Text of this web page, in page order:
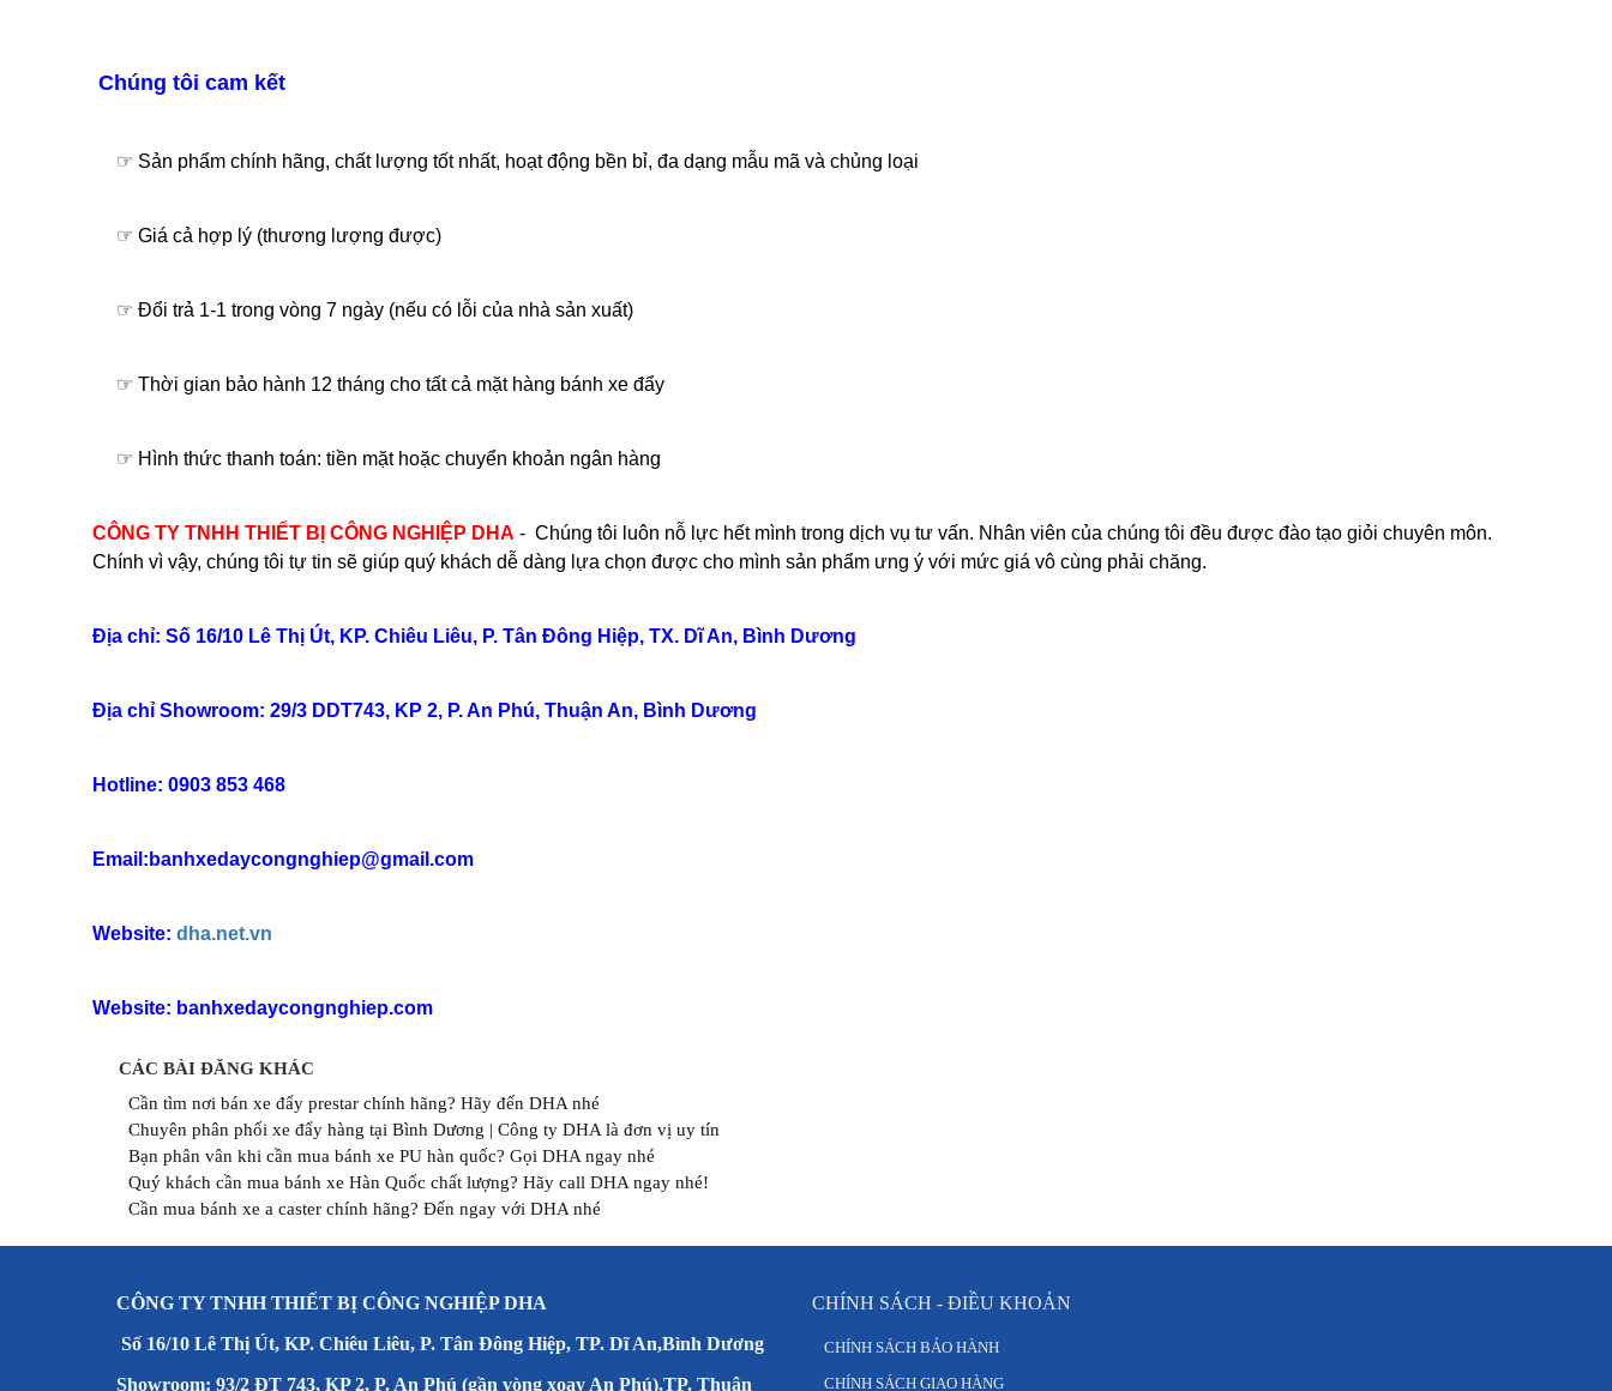
Chúng tôi cam kết
☞ Sản phẩm chính hãng, chất lượng tốt nhất, hoạt động bền bỉ, đa dạng mẫu mã và chủng loại
☞ Giá cả hợp lý (thương lượng được)
☞ Đổi trả 1-1 trong vòng 7 ngày (nếu có lỗi của nhà sản xuất)
☞ Thời gian bảo hành 12 tháng cho tất cả mặt hàng bánh xe đẩy
☞ Hình thức thanh toán: tiền mặt hoặc chuyển khoản ngân hàng
CÔNG TY TNHH THIẾT BỊ CÔNG NGHIỆP DHA - Chúng tôi luôn nỗ lực hết mình trong dịch vụ tư vấn. Nhân viên của chúng tôi đều được đào tạo giỏi chuyên môn.
Chính vì vậy, chúng tôi tự tin sẽ giúp quý khách dễ dàng lựa chọn được cho mình sản phẩm ưng ý với mức giá vô cùng phải chăng.
Địa chỉ: Số 16/10 Lê Thị Út, KP. Chiêu Liêu, P. Tân Đông Hiệp, TX. Dĩ An, Bình Dương
Địa chỉ Showroom: 29/3 DDT743, KP 2, P. An Phú, Thuận An, Bình Dương
Hotline: 0903 853 468
Email:banhxedaycongnghiep@gmail.com
Website: dha.net.vn
Website: banhxedaycongnghiep.com
CÁC BÀI ĐĂNG KHÁC
Cần tìm nơi bán xe đẩy prestar chính hãng? Hãy đến DHA nhé
Chuyên phân phối xe đẩy hàng tại Bình Dương | Công ty DHA là đơn vị uy tín
Bạn phân vân khi cần mua bánh xe PU hàn quốc? Gọi DHA ngay nhé
Quý khách cần mua bánh xe Hàn Quốc chất lượng? Hãy call DHA ngay nhé!
Cần mua bánh xe a caster chính hãng? Đến ngay với DHA nhé
CÔNG TY TNHH THIẾT BỊ CÔNG NGHIỆP DHA
Số 16/10 Lê Thị Út, KP. Chiêu Liêu, P. Tân Đông Hiệp, TP. Dĩ An,Bình Dương
Showroom: 93/2 ĐT 743, KP 2, P. An Phú (gần vòng xoay An Phú),TP. Thuận
CHÍNH SÁCH - ĐIỀU KHOẢN
CHÍNH SÁCH BẢO HÀNH
CHÍNH SÁCH GIAO HÀNG